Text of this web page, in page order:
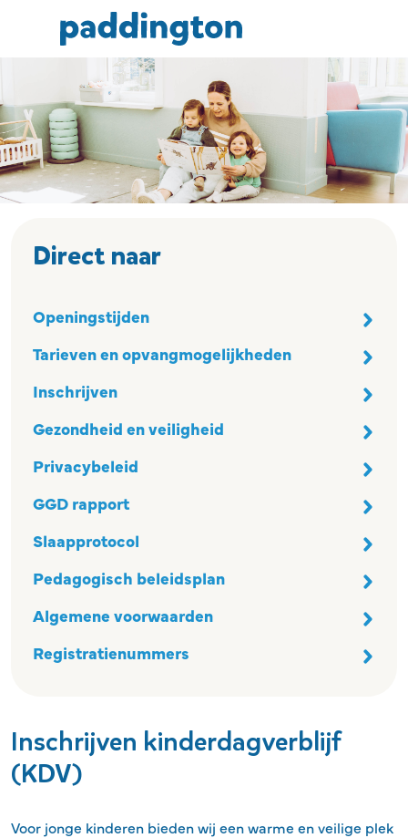
Ga naar de inhoud
Direct naar
Openingstijden
Tarieven en opvangmogelijkheden
Inschrijven
Gezondheid en veiligheid
Privacybeleid
GGD rapport
Slaapprotocol
Pedagogisch beleidsplan
Algemene voorwaarden
Registratienummers
Inschrijven kinderdagverblijf
(KDV)
Voor jonge kinderen bieden wij een warme en veilige plek